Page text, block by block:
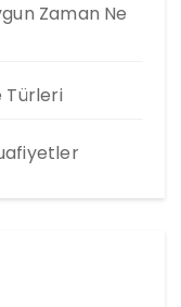
Zaman Ne
Türleri